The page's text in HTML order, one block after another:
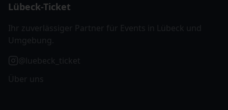
Lübeck-Ticket
Ihr zuverlässiger Partner für Events in Lübeck und
Umgebung.
@luebeck_ticket
Über uns